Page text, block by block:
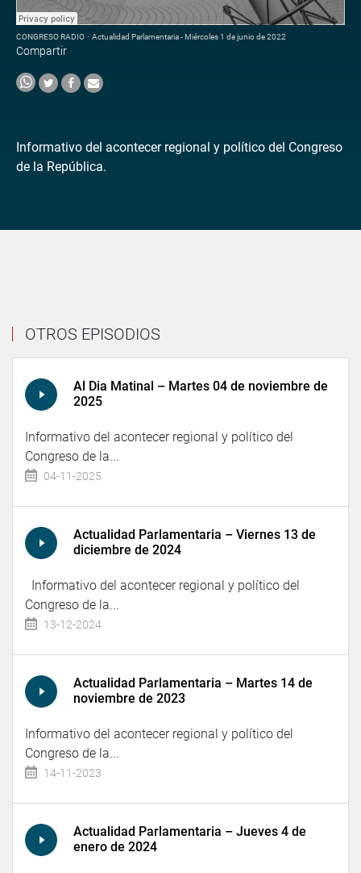
CONGRESO RADIO · Actualidad Parlamentaria - Miércoles 1 de junio de 2022
Compartir
Informativo del acontecer regional y político del Congreso
de la República.
OTROS EPISODIOS
Al Dia Matinal – Martes 04 de noviembre de
2025
Informativo del acontecer regional y político del
Congreso de la...
04-11-2025
Actualidad Parlamentaria – Viernes 13 de
diciembre de 2024
Informativo del acontecer regional y político del
Congreso de la...
13-12-2024
Actualidad Parlamentaria – Martes 14 de
noviembre de 2023
Informativo del acontecer regional y político del
Congreso de la...
14-11-2023
Actualidad Parlamentaria – Jueves 4 de
enero de 2024